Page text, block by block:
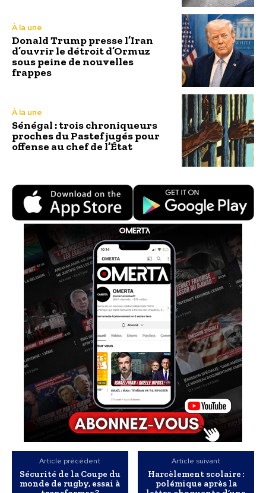
À la une
Donald Trump presse l’Iran
d’ouvrir le détroit d’Ormuz
sous peine de nouvelles
frappes
À la une
Sénégal : trois chroniqueurs
proches du Pastef jugés pour
offense au chef de l’État
Article précédent
Sécurité de la Coupe du
monde de rugby, essai à
Article suivant
Harcèlement scolaire :
polémique après la